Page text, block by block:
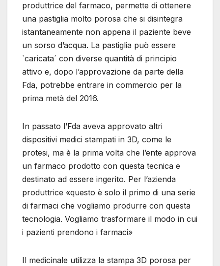
produttrice del farmaco, permette di ottenere
una pastiglia molto porosa che si disintegra
istantaneamente non appena il paziente beve
un sorso d’acqua. La pastiglia può essere
`caricata´ con diverse quantità di principio
attivo e, dopo l’approvazione da parte della
Fda, potrebbe entrare in commercio per la
prima metà del 2016.
In passato l’Fda aveva approvato altri
dispositivi medici stampati in 3D, come le
protesi, ma è la prima volta che l’ente approva
un farmaco prodotto con questa tecnica e
destinato ad essere ingerito. Per l’azienda
produttrice «questo è solo il primo di una serie
di farmaci che vogliamo produrre con questa
tecnologia. Vogliamo trasformare il modo in cui
i pazienti prendono i farmaci»
Il medicinale utilizza la stampa 3D porosa per